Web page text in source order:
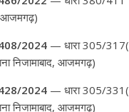
आजमगढ़)
2024 — धारा 305/
निजामाबाद, आजमगढ़)
2024 — धारा 305/
निजामाबाद, आजमगढ़)